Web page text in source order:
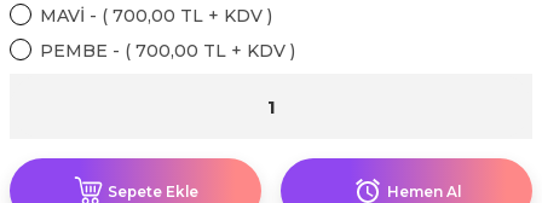
Veda Parti Malzemeleri
modelleri (süslü
Malzemeleri
Taş Baskı Ürünleri
MAVİ - ( 700,00 TL + KDV )
PEMBE - ( 700,00 TL + KDV )
Sepete Ekle Hemen Al